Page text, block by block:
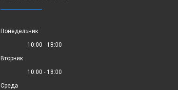
Понедельник
10:00 - 18:00
Вторник
10:00 - 18:00
Среда